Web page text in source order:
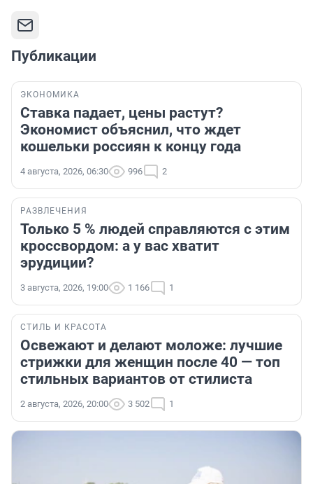
Публикации
ЭКОНОМИКА
Ставка падает, цены растут?
Экономист объяснил, что ждет
кошельки россиян к концу года
4 августа, 2026, 06:30 996 2
РАЗВЛЕЧЕНИЯ
Только 5 % людей справляются с этим
кроссвордом: а у вас хватит
эрудиции?
3 августа, 2026, 19:00 1 166 1
СТИЛЬ И КРАСОТА
Освежают и делают моложе: лучшие
стрижки для женщин после 40 — топ
стильных вариантов от стилиста
2 августа, 2026, 20:00 3 502 1